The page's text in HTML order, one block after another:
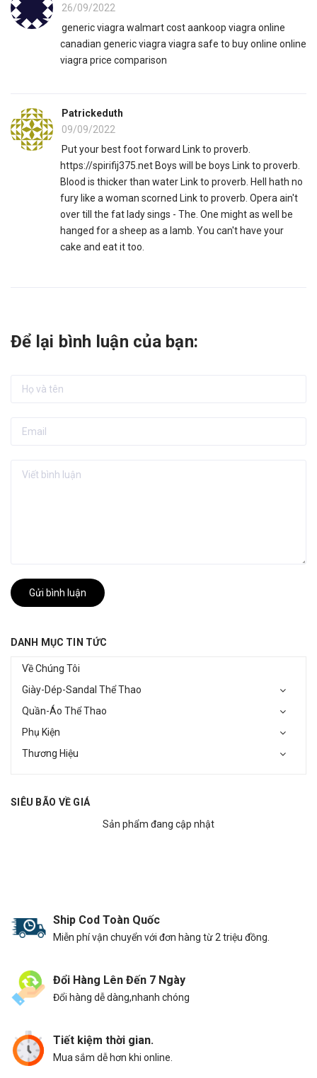
26/09/2022
generic viagra walmart cost aankoop viagra online
canadian generic viagra viagra safe to buy online online
viagra price comparison
Patrickeduth
09/09/2022
Put your best foot forward Link to proverb.
https://spirifij375.net Boys will be boys Link to proverb.
Blood is thicker than water Link to proverb. Hell hath no
fury like a woman scorned Link to proverb. Opera ain't
over till the fat lady sings - The. One might as well be
hanged for a sheep as a lamb. You can't have your
cake and eat it too.
Để lại bình luận của bạn:
Gửi bình luận
DANH MỤC TIN TỨC
Về Chúng Tôi
Giày-Dép-Sandal Thể Thao
Quần-Áo Thể Thao
Phụ Kiện
Thương Hiệu
SIÊU BÃO VỀ GIÁ
Sản phẩm đang cập nhật
Ship Cod Toàn Quốc
Miễn phí vận chuyển với đơn hàng từ 2 triệu đồng.
Đổi Hàng Lên Đến 7 Ngày
Đổi hàng dễ dàng,nhanh chóng
Tiết kiệm thời gian.
Mua sắm dễ hơn khi online.